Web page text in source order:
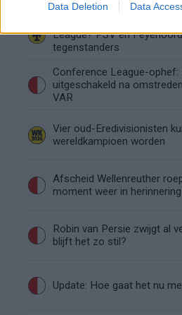
Data Deletion Data
League? PSV en
tegenstanders
Conference League-ophef:
uitgeschakeld na
VAR
Vier oud-Eredivisionisten
wereldkampioen worden
Afscheid Wellenreuther
moment weer in herinnering
Robin van Persie zwijgt al
blijft het zo stil?
Update: Hoe gaat het nu